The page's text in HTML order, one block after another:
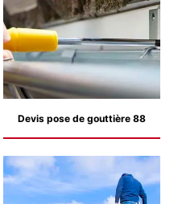
Devis pose de gouttière 88